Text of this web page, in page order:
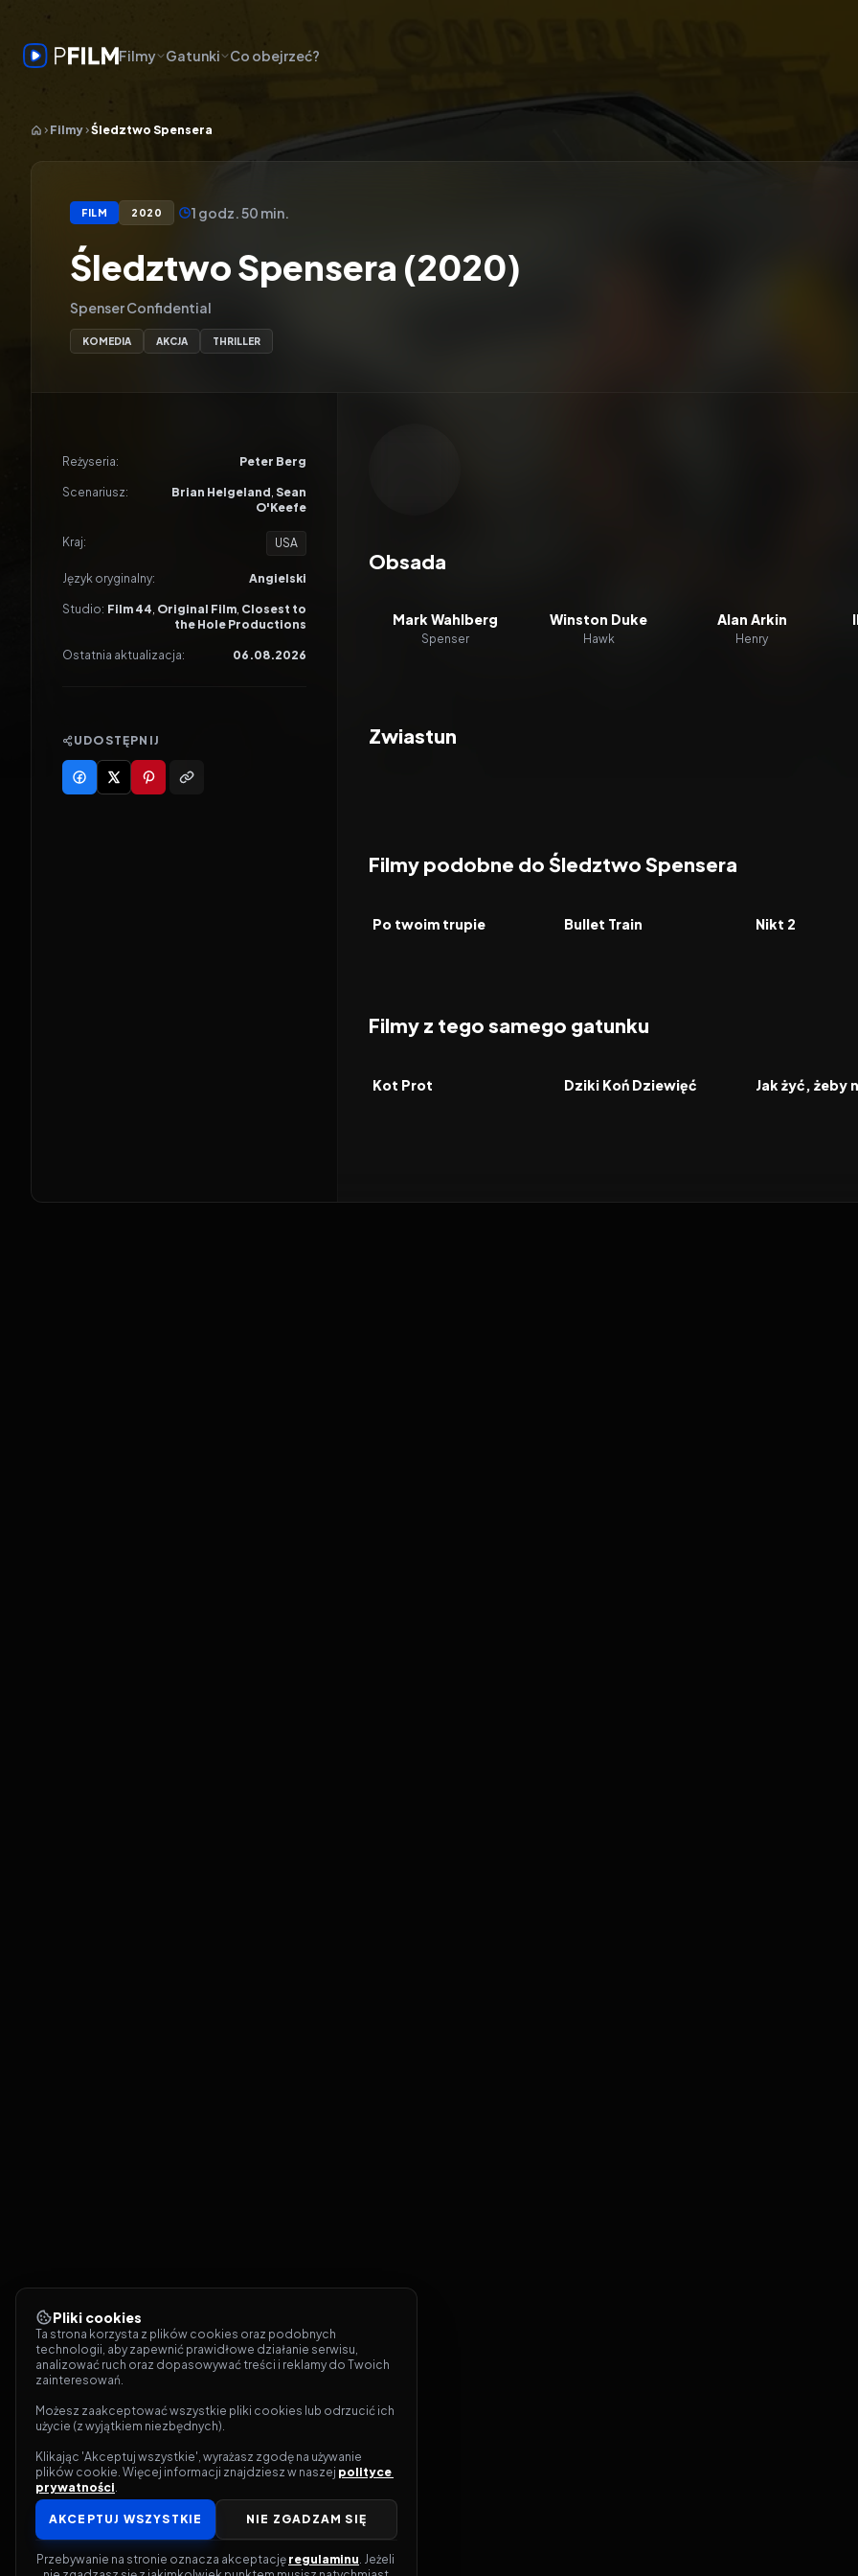
Filmy Gatunki Co obejrzeć?
Filmy Śledztwo Spensera
FILM 2020 1 godz. 50 min.
Śledztwo Spensera (2020)
Spenser Confidential
KOMEDIA AKCJA THRILLER
Reżyseria: Peter Berg
Scenariusz: Brian Helgeland, Sean
O'Keefe
Kraj: USA
Język oryginalny: Angielski
Studio: Film 44, Original Film, Closest to
the Hole Productions
Ostatnia aktualizacja: 06.08.2026
UDOSTĘPNIJ
Obsada
Mark Wahlberg
Spenser
Winston Duke
Hawk
Alan Arkin
Henry
Zwiastun
Filmy podobne do Śledztwo Spensera
FILM
Po twoim trupie FILM
Bullet Train FILM
Nikt 2
Filmy z tego samego gatunku
FILM
Kot Prot FILM
Dziki Koń Dziewięć FILM
Pliki cookies
Ta strona korzysta z plików cookies oraz podobnych
technologii, aby zapewnić prawidłowe działanie serwisu,
analizować ruch oraz dopasowywać treści i reklamy do Twoich
zainteresowań.
Możesz zaakceptować wszystkie pliki cookies lub odrzucić ich
użycie (z wyjątkiem niezbędnych).
Klikając 'Akceptuj wszystkie', wyrażasz zgodę na używanie
plików cookie. Więcej informacji znajdziesz w naszej polityce
prywatności.
AKCEPTUJ WSZYSTKIE NIE ZGADZAM SIĘ
Przebywanie na stronie oznacza akceptację regulaminu. Jeżeli